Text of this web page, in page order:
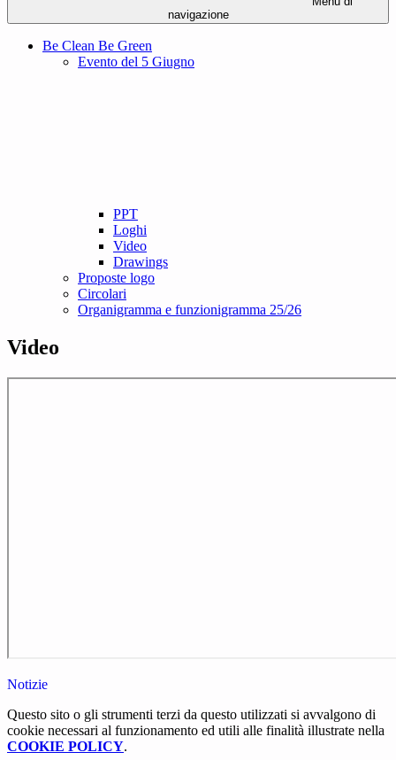
navigazione
Be Clean Be Green
Evento del 5 Giugno
PPT
Loghi
Video
Drawings
Proposte logo
Circolari
Organigramma e funzionigramma 25/26
Video
Notizie
Questo sito o gli strumenti terzi da questo utilizzati si avvalgono di
cookie necessari al funzionamento ed utili alle finalità illustrate nella
COOKIE POLICY.